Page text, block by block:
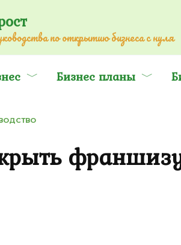
по открытию бизнеса с нуля
Бизнес планы